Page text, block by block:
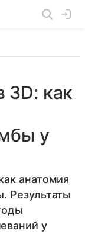
как
у
анатомия
Результаты
у